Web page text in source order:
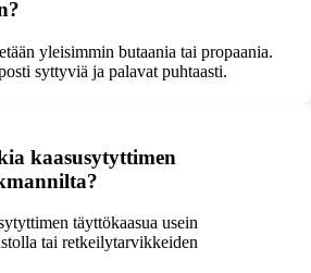
yleisimmin butaania tai propaania.
syttyviä ja palavat puhtaasti.
kaasusytyttimen
täyttökaasua usein
tai retkeilytarvikkeiden